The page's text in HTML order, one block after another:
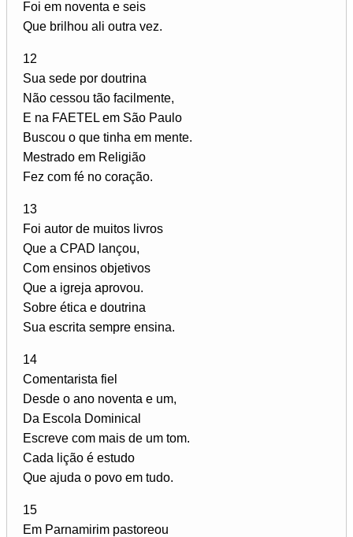
Foi em noventa e seis
Que brilhou ali outra vez.
12
Sua sede por doutrina
Não cessou tão facilmente,
E na FAETEL em São Paulo
Buscou o que tinha em mente.
Mestrado em Religião
Fez com fé no coração.
13
Foi autor de muitos livros
Que a CPAD lançou,
Com ensinos objetivos
Que a igreja aprovou.
Sobre ética e doutrina
Sua escrita sempre ensina.
14
Comentarista fiel
Desde o ano noventa e um,
Da Escola Dominical
Escreve com mais de um tom.
Cada lição é estudo
Que ajuda o povo em tudo.
15
Em Parnamirim pastoreou